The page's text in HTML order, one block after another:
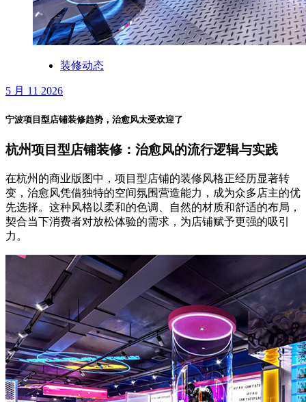
装修动态
5 月 11 2026
宁波项目型店铺装修趋势，治愈风太受欢迎了
杭州项目型店铺装修：治愈风的流行逻辑与实践
在杭州的商业版图中，项目型店铺的装修风格正经历显著转
变，治愈风凭借独特的空间氛围营造能力，成为众多店主的优
先选择。这种风格以柔和的色调、自然的材质和舒适的布局，
契合当下消费者对放松体验的需求，为店铺赋予更强的吸引
力。